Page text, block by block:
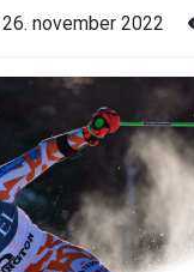
26. november 2022